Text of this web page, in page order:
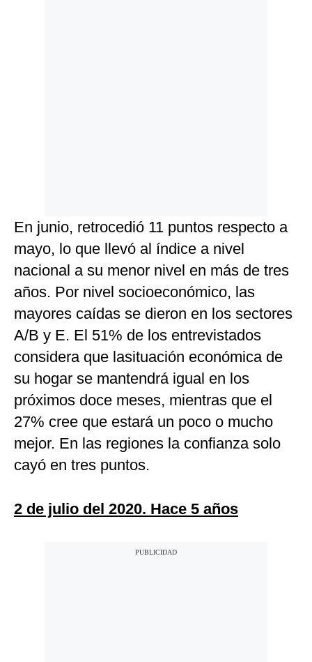
En junio, retrocedió 11 puntos respecto a
mayo, lo que llevó al índice a nivel
nacional a su menor nivel en más de tres
años. Por nivel socioeconómico, las
mayores caídas se dieron en los sectores
A/B y E. El 51% de los entrevistados
considera que lasituación económica de
su hogar se mantendrá igual en los
próximos doce meses, mientras que el
27% cree que estará un poco o mucho
mejor. En las regiones la confianza solo
cayó en tres puntos.
2 de julio del 2020. Hace 5 años